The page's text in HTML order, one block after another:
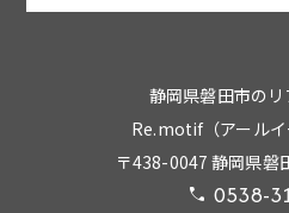
静岡県磐田市の
Re.motif（アールイ
〒438-0047 静岡県磐
0538-